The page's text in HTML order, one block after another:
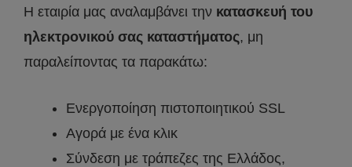
Η εταιρία μας αναλαμβάνει την κατασκευή του
ηλεκτρονικού σας καταστήματος, μη
παραλείποντας τα παρακάτω:
Ενεργοποίηση πιστοποιητικού SSL
Αγορά με ένα κλικ
Σύνδεση με τράπεζες της Ελλάδος,